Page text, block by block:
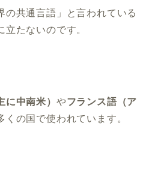
の共通言語」と言われている
たないのです。
に中南米） やフランス語（ア
くの国で使われています。